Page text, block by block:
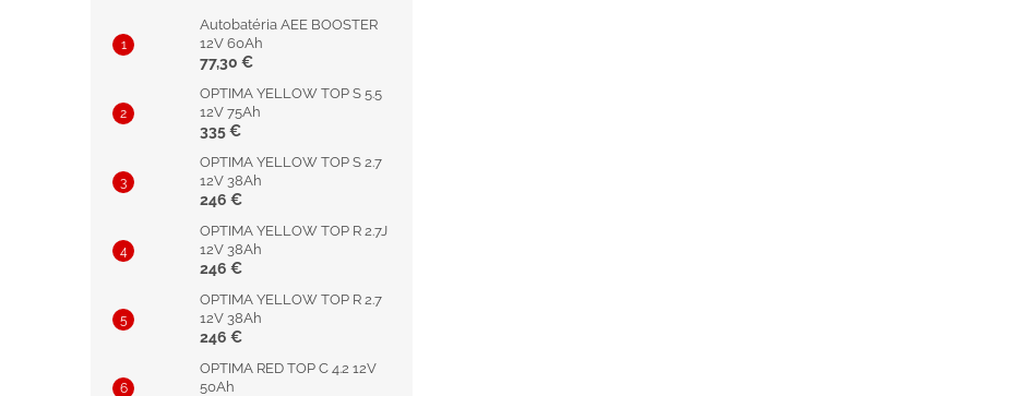
Autobatéria AEE BOOSTER
12V 60Ah
77,30 €
OPTIMA YELLOW TOP S 5.5
12V 75Ah
335 €
OPTIMA YELLOW TOP S 2.7
12V 38Ah
246 €
OPTIMA YELLOW TOP R 2.7J
12V 38Ah
246 €
OPTIMA YELLOW TOP R 2.7
12V 38Ah
246 €
OPTIMA RED TOP C 4.2 12V
50Ah